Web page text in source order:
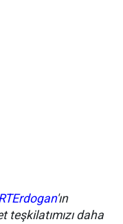
'ın
daha